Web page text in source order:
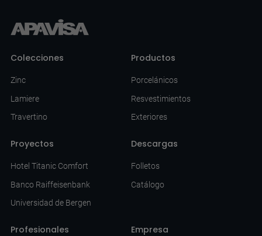
Colecciones
Zinc
Lamiere
Travertino
Productos
Porcelánicos
Resvestimientos
Exteriores
Proyectos
Hotel Titanic Comfort
Banco Raiffeisenbank
Universidad de Bergen
Descargas
Folletos
Catálogo
Profesionales Empresa